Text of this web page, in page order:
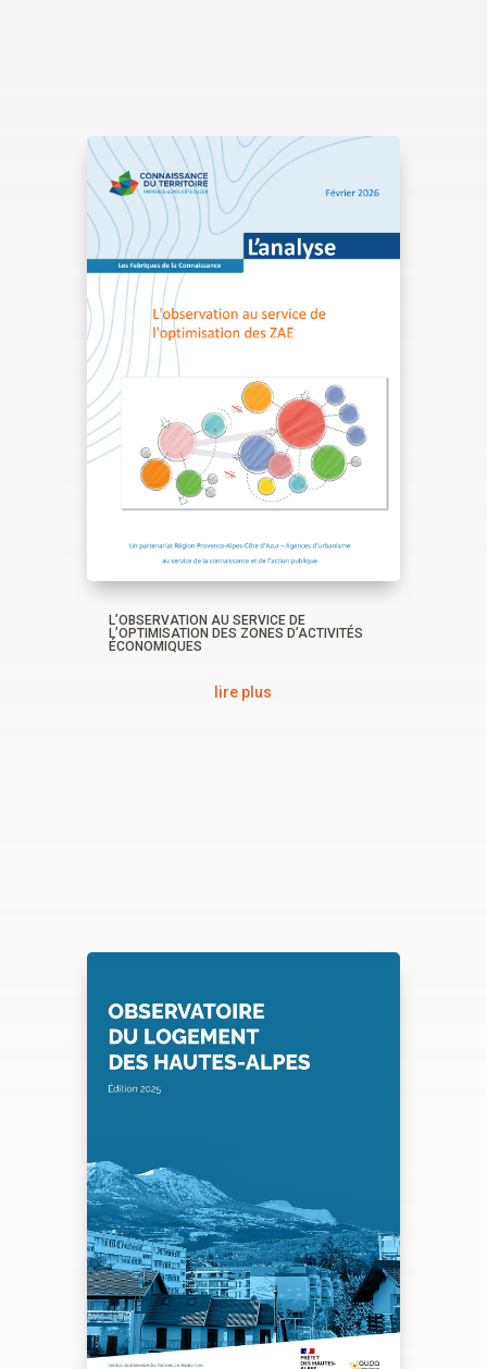
L’OBSERVATION AU SERVICE DE
L’OPTIMISATION DES ZONES D’ACTIVITÉS
ÉCONOMIQUES
lire plus